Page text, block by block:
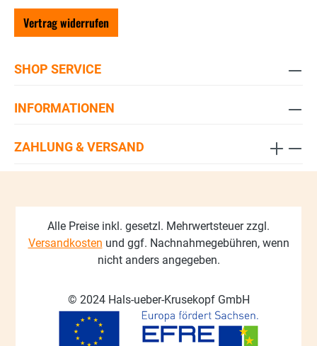
Vertrag widerrufen
SHOP SERVICE
INFORMATIONEN
ZAHLUNG & VERSAND
Alle Preise inkl. gesetzl. Mehrwertsteuer zzgl.
Versandkosten und ggf. Nachnahmegebühren, wenn
nicht anders angegeben.
© 2024 Hals-ueber-Krusekopf GmbH